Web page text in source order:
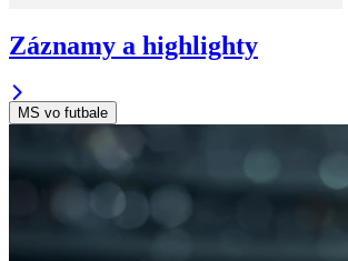
Záznamy a highlighty
MS vo futbale